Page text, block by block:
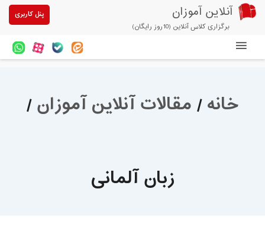
آنلاین آموزان
برگزاری کلاس آنلاین (10روز رایگان)
پنل کاربری
آزمون های آنلاین
مقالات آنلاین آموزان
پیشنهادهای ویژه
تخفیفهای مشارکتی
خانه/مقالات آنلاین آموزان/
زبان آلمانی